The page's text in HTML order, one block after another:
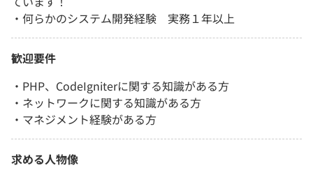
・何らかのシステム開発経験 実務１年以上
歓迎要件
・PHP、CodeIgniterに関する知識がある方
・ネットワークに関する知識がある方
・マネジメント経験がある方
求める人物像